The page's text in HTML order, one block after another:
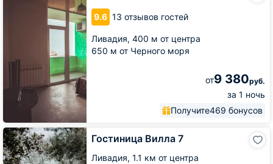
9.6 13 отзывов гостей
Ливадия, 400 м от центра
650 м от Черного моря
от9 380руб.
за 1 ночь
Получите469 бонусов
Гостиница Вилла 7
Ливадия, 1.1 км от центра
Гостиница
Вилла
7